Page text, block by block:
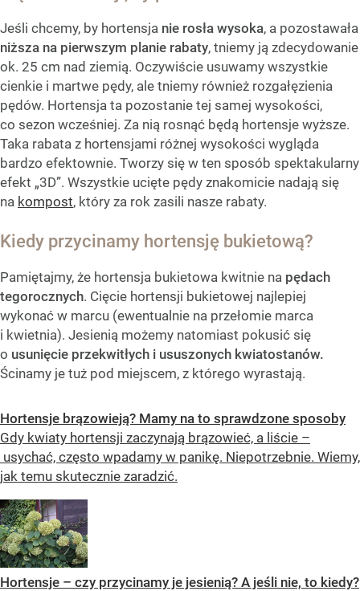
Jeśli chcemy, by hortensja nie rosła wysoka, a pozostawała
niższa na pierwszym planie rabaty, tniemy ją zdecydowanie
ok. 25 cm nad ziemią. Oczywiście usuwamy wszystkie
cienkie i martwe pędy, ale tniemy również rozgałęzienia
pędów. Hortensja ta pozostanie tej samej wysokości,
co sezon wcześniej. Za nią rosnąć będą hortensje wyższe.
Taka rabata z hortensjami różnej wysokości wygląda
bardzo efektownie. Tworzy się w ten sposób spektakularny
efekt „3D”. Wszystkie ucięte pędy znakomicie nadają się
na kompost, który za rok zasili nasze rabaty.
Kiedy przycinamy hortensję bukietową?
Pamiętajmy, że hortensja bukietowa kwitnie na pędach
tegorocznych. Cięcie hortensji bukietowej najlepiej
wykonać w marcu (ewentualnie na przełomie marca
i kwietnia). Jesienią możemy natomiast pokusić się
o usunięcie przekwitłych i ususzonych kwiatostanów.
Ścinamy je tuż pod miejscem, z którego wyrastają.
Hortensje brązowieją? Mamy na to sprawdzone sposoby
Gdy kwiaty hortensji zaczynają brązowieć, a liście –
usychać, często wpadamy w panikę. Niepotrzebnie. Wiemy,
jak temu skutecznie zaradzić.
Hortensje – czy przycinamy je jesienią? A jeśli nie, to kiedy?